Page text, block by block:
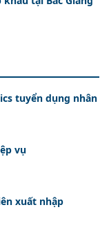
tuyển dụng nhân
vụ
xuất nhập